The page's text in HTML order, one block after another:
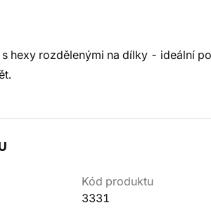
hexy rozdělenými na dílky - ideální
Kód produktu
3331